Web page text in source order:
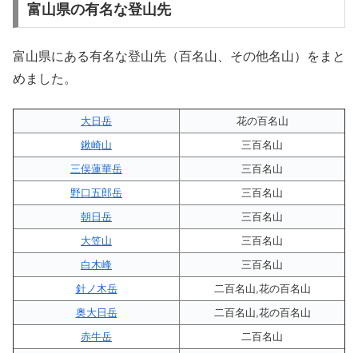
富山県の有名な登山先
富山県にある有名な登山先（百名山、その他名山）をまと
めました。
大日岳
花の百名山
鍬崎山
三百名山
三俣蓮華岳
三百名山
野口五郎岳
三百名山
朝日岳
三百名山
大笠山
三百名山
白木峰
三百名山
針ノ木岳
二百名山,花の百名山
奥大日岳
二百名山,花の百名山
赤牛岳
二百名山